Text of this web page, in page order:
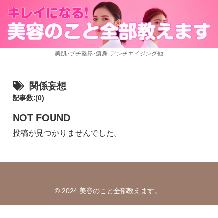
美肌･プチ整形･痩身･アンチエイジング他
関係妄想
記事数:(0)
NOT FOUND
投稿が見つかりませんでした。
© 2024 美容のこと全部教えます。.